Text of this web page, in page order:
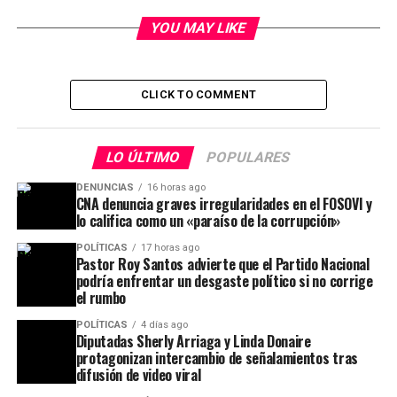
YOU MAY LIKE
CLICK TO COMMENT
LO ÚLTIMO POPULARES
DENUNCIAS 16 horas ago
CNA denuncia graves irregularidades en el FOSOVI y
lo califica como un «paraíso de la corrupción»
POLÍTICAS 17 horas ago
Pastor Roy Santos advierte que el Partido Nacional
podría enfrentar un desgaste político si no corrige
el rumbo
POLÍTICAS 4 días ago
Diputadas Sherly Arriaga y Linda Donaire
protagonizan intercambio de señalamientos tras
difusión de video viral